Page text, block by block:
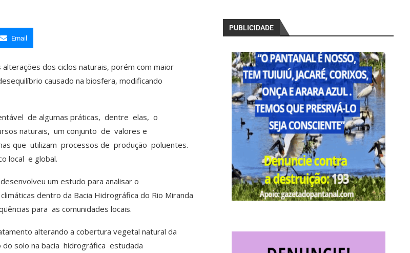
Email
dos ciclos naturais, porém com maior
causado na biosfera, modificando
de algumas práticas, dentre elas, o
naturais, um conjunto de valores e
que utilizam processos de produção poluentes.
local e global.
um estudo para analisar o
dentro da Bacia Hidrográfica do Rio Miranda
para as comunidades locais.
alterando a cobertura vegetal natural da
do solo na bacia hidrográfica estudada
PUBLICIDADE